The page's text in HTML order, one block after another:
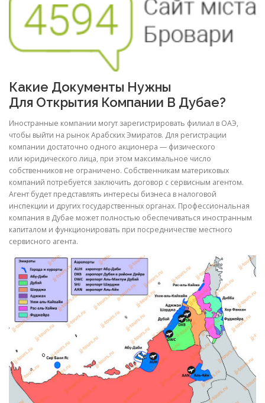
Какие Документы Нужны
Для Открытия Компании В Дубае?
Иностранные компании могут зарегистрировать филиал в ОАЭ,
чтобы выйти на рынок Арабских Эмиратов. Для регистрации
компании достаточно одного акционера — физического
или юридического лица, при этом максимальное число
собственников не ограничено. Собственникам материковых
компаний потребуется заключить договор с сервисным агентом.
Агент будет представлять интересы бизнеса в налоговой
инспекции и других государственных органах. Профессиональная
компания в Дубае может полностью обеспечиваться иностранным
капиталом и функционировать при посредничестве местного
сервисного агента.